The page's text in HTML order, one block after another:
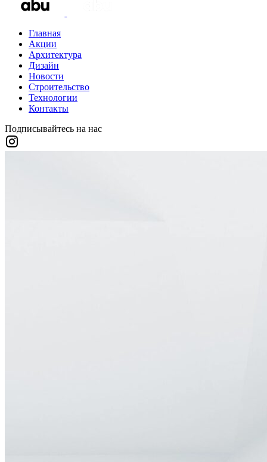
Главная
Акции
Архитектура
Дизайн
Новости
Строительство
Технологии
Контакты
Подписывайтесь на нас